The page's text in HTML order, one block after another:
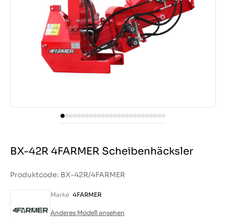
BX-42R 4FARMER Scheibenhäcksler
Produktcode: BX-42R/4FARMER
Marke 4FARMER
Anderes Modell ansehen